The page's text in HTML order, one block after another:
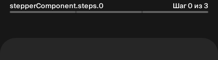
stepperComponent.steps.0 Шаг 0 из 3